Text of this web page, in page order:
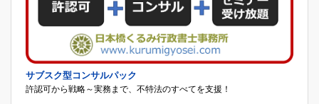
サブスク型コンサルパック
許認可から戦略～実務まで、不特法のすべてを支援！